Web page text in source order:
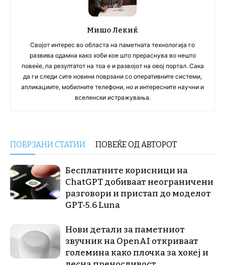
Мишо Лекиќ
Својот интерес во областа на паметната технологија го
развива одамна како хоби кое што прераснува во нешто
повеќе, па резултатот на тоа е и развојот на овој портал. Сака
да ги следи сите новини поврзани со оперативните системи,
апликациите, мобилните телефони, но и интересните научни и
вселенски истражувања.
ПОВРЗАНИ СТАТИИ ПОВЕЌЕ ОД АВТОРОТ
Бесплатните корисници на
ChatGPT добиваат неограничени
разговори и пристап до моделот
GPT-5.6 Luna
Нови детали за паметниот
звучник на OpenAI откриваат
големина како плочка за хокеј и